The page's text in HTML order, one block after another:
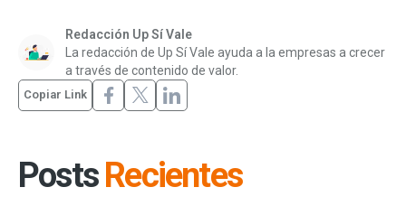
Redacción Up Sí Vale
La redacción de Up Sí Vale ayuda a la empresas a crecer
a través de contenido de valor.
Copiar Link
PostsRecientes